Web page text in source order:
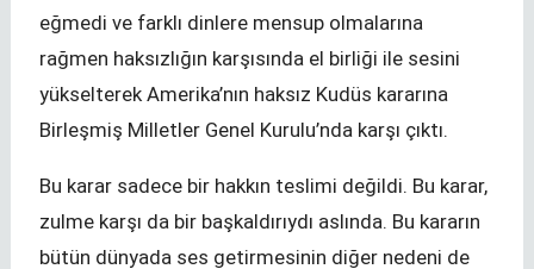
eğmedi ve farklı dinlere mensup olmalarına
rağmen haksızlığın karşısında el birliği ile sesini
yükselterek Amerika’nın haksız Kudüs kararına
Birleşmiş Milletler Genel Kurulu’nda karşı çıktı.
Bu karar sadece bir hakkın teslimi değildi. Bu karar,
zulme karşı da bir başkaldırıydı aslında. Bu kararın
bütün dünyada ses getirmesinin diğer nedeni de